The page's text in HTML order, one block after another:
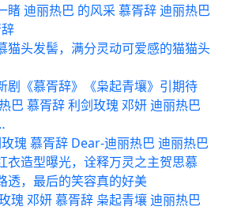
睹 迪丽热巴 的风采 慕胥辞 迪丽热巴
猫头发髻，满分灵动可爱感的猫猫头
剧《慕胥辞》《枭起青壤》引期待
巴 慕胥辞 利剑玫瑰 邓妍 迪丽热巴
瑰 慕胥辞 Dear-迪丽热巴 迪丽热巴
衣造型曝光，诠释万灵之主贺思慕
透，最后的笑容真的好美
瑰 邓妍 慕胥辞 枭起青壤 迪丽热巴